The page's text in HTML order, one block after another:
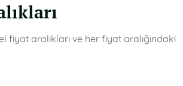
fiyat aralıkları ve her fiyat aralığındaki